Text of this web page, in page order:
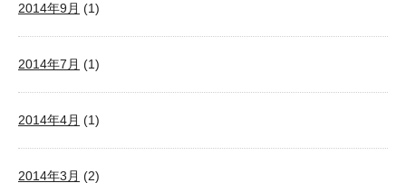
2014年9月 (1)
2014年7月 (1)
2014年4月 (1)
2014年3月 (2)